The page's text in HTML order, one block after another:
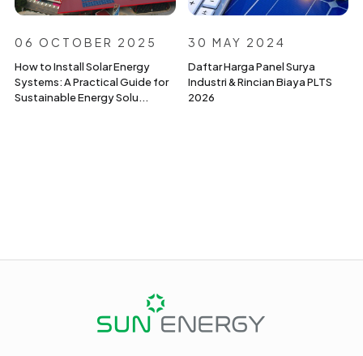
06 OCTOBER 2025
How to Install Solar Energy
Systems: A Practical Guide for
Sustainable Energy Solu...
30 MAY 2024
Daftar Harga Panel Surya
Industri & Rincian Biaya PLTS
2026